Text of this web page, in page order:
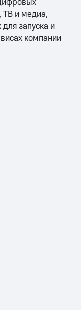
ТВ и медиа,
запуска и
компании